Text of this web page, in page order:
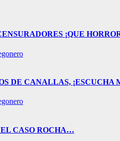
¡QUE
DE CANALLAS, ¡ESCUCHA
CASO ROCHA…